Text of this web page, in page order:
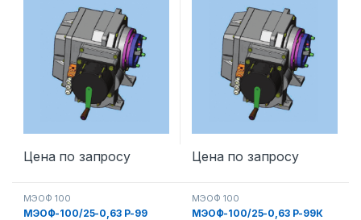
Цена по запросу Цена по запросу
МЭОФ 100
МЭОФ-100/25-0,63 Р-99
МЭОФ 100
МЭОФ-100/25-0,63 Р-99К